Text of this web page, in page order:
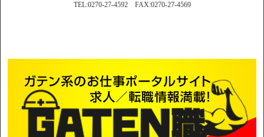
TEL:0270-27-4592 FAX:0270-27-4569